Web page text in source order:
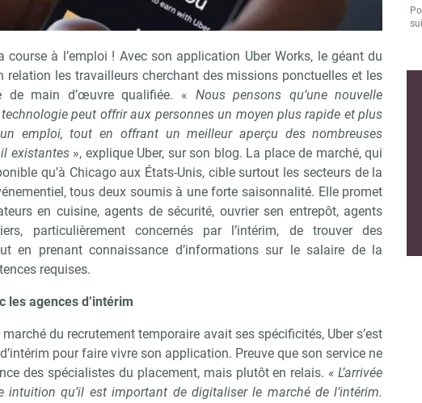
course à l’emploi ! Avec son application Uber Works, le géant du
relation les travailleurs cherchant des missions ponctuelles et les
de main d’œuvre qualifiée. « Nous pensons qu’une nouvelle
peut offrir aux personnes un moyen plus rapide et plus
emploi, tout en offrant un meilleur aperçu des nombreuses
existantes», explique Uber, sur son blog. La place de marché, qui
qu’à Chicago aux États-Unis, cible surtout les secteurs de la
tous deux soumis à une forte saisonnalité. Elle promet
en cuisine, agents de sécurité, ouvrier sen entrepôt, agents
particulièrement concernés par l’intérim, de trouver des
en prenant connaissance d’informations sur le salaire de la
requises.
les agences d’intérim
du recrutement temporaire avait ses spécificités, Uber s’est
pour faire vivre son application. Preuve que son service ne
des spécialistes du placement, mais plutôt en relais. « L’arrivée
intuition qu’il est important de digitaliser le marché de l’intérim.